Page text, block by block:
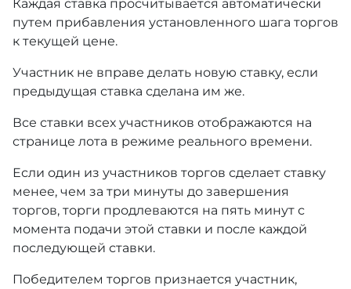
Каждая ставка просчитывается автоматически
путем прибавления установленного шага торгов
к текущей цене.
Участник не вправе делать новую ставку, если
предыдущая ставка сделана им же.
Все ставки всех участников отображаются на
странице лота в режиме реального времени.
Если один из участников торгов сделает ставку
менее, чем за три минуты до завершения
торгов, торги продлеваются на пять минут с
момента подачи этой ставки и после каждой
последующей ставки.
Победителем торгов признается участник,